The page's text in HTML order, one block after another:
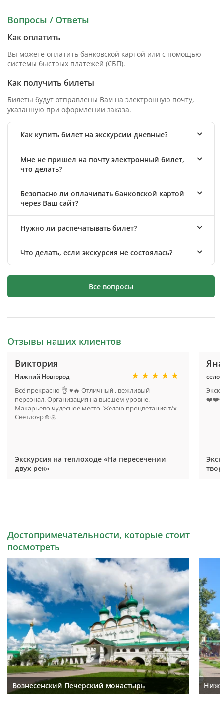
Вопросы / Ответы
Как оплатить
Вы можете оплатить банковской картой или с помощью
системы быстрых платежей (СБП).
Как получить билеты
Билеты будут отправлены Вам на электронную почту,
указанную при оформлении заказа.
Как купить билет на экскурсии дневные?
Мне не пришел на почту электронный билет,
что делать?
Безопасно ли оплачивать банковской картой
через Ваш сайт?
Нужно ли распечатывать билет?
Что делать, если экскурсия не состоялась?
Все вопросы
Отзывы наших клиентов
Виктория
Нижний Новгород
Всё прекрасно 👌 ♥🔥 Отличный , вежливый
персонал. Организация на высшем уровне.
Макарьево чудесное место. Желаю процветания т/х
Светлояр☺🌞
Экскурсия на теплоходе «На пересечении
двух рек»
село
Достопримечательности, которые стоит
посмотреть
Вознесенский Печерский монастырь